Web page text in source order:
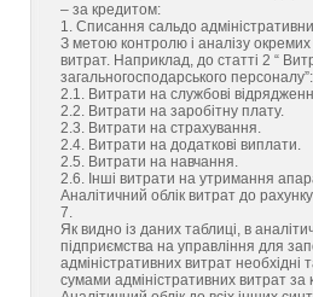
– за кредитом:
1. Списання сальдо
З метою контролю і аналізу окремих
витрат. Наприклад, до статті 2 “
загальногосподарського персоналу”:
2.1. Витрати на службові
2.2. Витрати на заробітну плату.
2.3. Витрати на страхування.
2.4. Витрати на додаткові виплати.
2.5. Витрати на навчання.
2.6. Інші витрати на утримання
Аналітичний облік витрат до
7.
Як видно із даних таблиці, в
підприємства на управління для
адміністративних витрат
сумами адміністративних витрат